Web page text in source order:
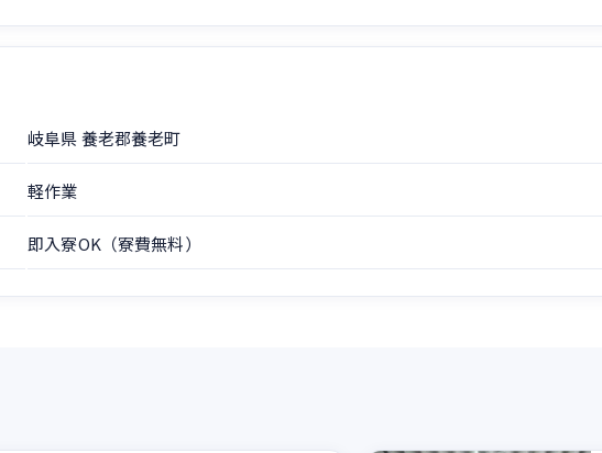
岐阜県 養老郡養老町
軽作業
即入寮OK（寮費無料）